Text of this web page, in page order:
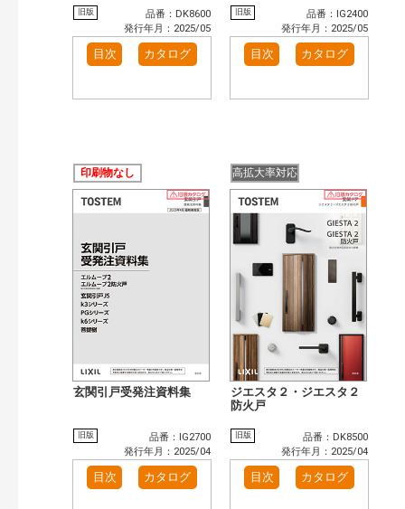
旧版
品番：DK8600
発行年月：2025/05
目次 カタログ
旧版
品番：IG2400
発行年月：2025/05
目次 カタログ
印刷物なし
玄関引戸受発注資料集
旧版
品番：IG2700
発行年月：2025/04
目次 カタログ
高拡大率対応
ジエスタ２・ジエスタ２
防火戸
旧版
品番：DK8500
発行年月：2025/04
目次 カタログ